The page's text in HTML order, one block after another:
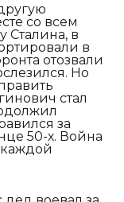
со всем
Сталина, в
в
отозвали
Но
стал
за
50-х. Война